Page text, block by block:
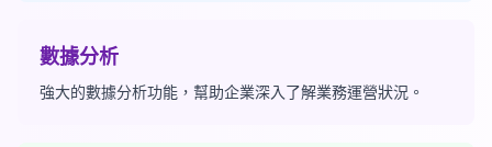
數據分析
強大的數據分析功能，幫助企業深入了解業務運營狀況。